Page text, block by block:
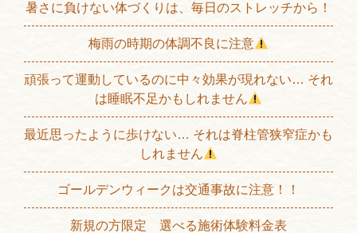
暑さに負けない体づくりは、毎日のストレッチから！
梅雨の時期の体調不良に注意
頑張って運動しているのに中々効果が現れない… それ
は睡眠不足かもしれません
最近思ったように歩けない… それは脊柱管狭窄症かも
しれません
ゴールデンウィークは交通事故に注意！！
新規の方限定 選べる施術体験料金表